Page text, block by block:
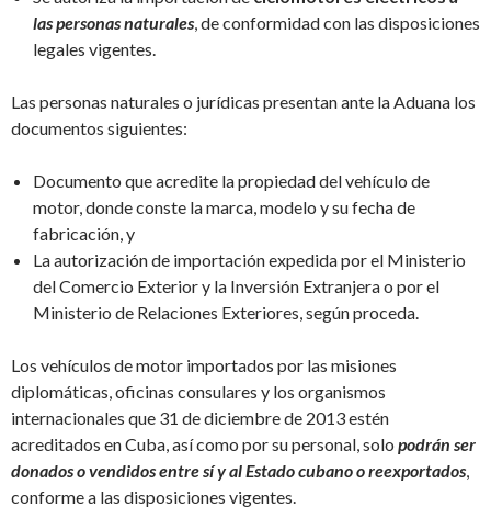
las personas naturales, de conformidad con las disposiciones
legales vigentes.
Las personas naturales o jurídicas presentan ante la Aduana los
documentos siguientes:
Documento que acredite la propiedad del vehículo de
motor, donde conste la marca, modelo y su fecha de
fabricación, y
La autorización de importación expedida por el Ministerio
del Comercio Exterior y la Inversión Extranjera o por el
Ministerio de Relaciones Exteriores, según proceda.
Los vehículos de motor importados por las misiones
diplomáticas, oficinas consulares y los organismos
internacionales que 31 de diciembre de 2013 estén
acreditados en Cuba, así como por su personal, solo podrán ser
donados o vendidos entre sí y al Estado cubano o reexportados,
conforme a las disposiciones vigentes.